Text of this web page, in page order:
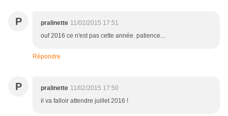
P pralinette 11/02/2015 17:51
ouf 2016 ce n'est pas cette année. patience...
Répondre
P pralinette 11/02/2015 17:50
il va falloir attendre juillet 2016 !